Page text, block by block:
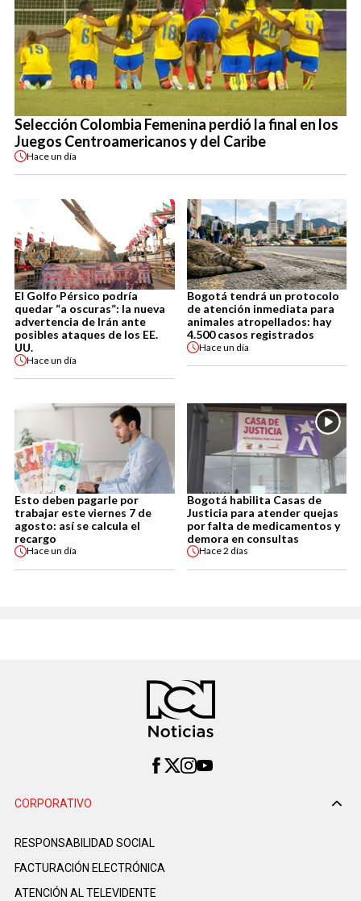
Selección Colombia Femenina perdió la final en los
Juegos Centroamericanos y del Caribe
Haceun día
El Golfo Pérsico podría
quedar “a oscuras”: la nueva
advertencia de Irán ante
posibles ataques de los EE.
UU.
Haceun día
Bogotá tendrá un protocolo
de atención inmediata para
animales atropellados: hay
4.500 casos registrados
Haceun día
Esto deben pagarle por
trabajar este viernes 7 de
agosto: así se calcula el
recargo
Haceun día
Bogotá habilita Casas de
Justicia para atender quejas
por falta de medicamentos y
demora en consultas
Hace2 días
CORPORATIVO
RESPONSABILIDAD SOCIAL
FACTURACIÓN ELECTRÓNICA
ATENCIÓN AL TELEVIDENTE